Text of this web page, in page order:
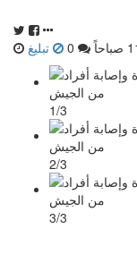
تبليغ
1/3
2/3
3/3